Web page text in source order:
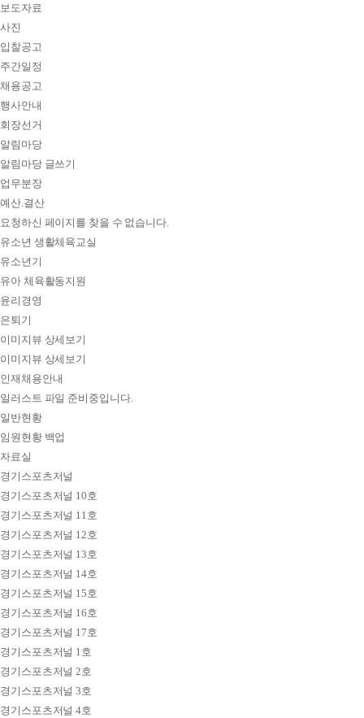
보도자료
사진
입찰공고
주간일정
채용공고
행사안내
회장선거
알림마당
알림마당 글쓰기
업무분장
예산.결산
요청하신 페이지를 찾을 수 없습니다.
유소년 생활체육교실
유소년기
유아 체육활동지원
윤리경영
은퇴기
이미지뷰 상세보기
이미지뷰 상세보기
인재채용안내
일러스트 파일 준비중입니다.
일반현황
임원현황 백업
자료실
경기스포츠저널
경기스포츠저널 10호
경기스포츠저널 11호
경기스포츠저널 12호
경기스포츠저널 13호
경기스포츠저널 14호
경기스포츠저널 15호
경기스포츠저널 16호
경기스포츠저널 17호
경기스포츠저널 1호
경기스포츠저널 2호
경기스포츠저널 3호
경기스포츠저널 4호